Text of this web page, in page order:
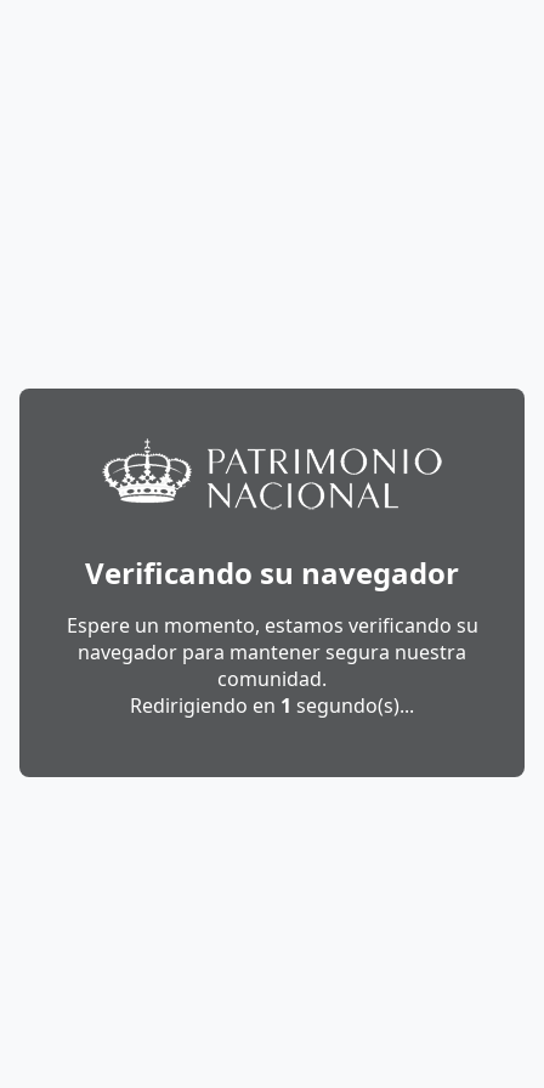
Verificando su navegador
Espere un momento, estamos verificando su
navegador para mantener segura nuestra
comunidad.
Redirigiendo en 1 segundo(s)...